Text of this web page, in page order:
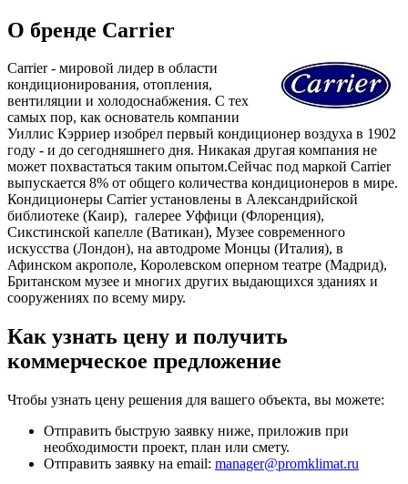
О бренде Carrier
Carrier - мировой лидер в области
кондиционирования, отопления,
вентиляции и холодоснабжения. С тех
самых пор, как основатель компании
Уиллис Кэрриер изобрел первый кондиционер воздуха в 1902
году - и до сегодняшнего дня. Никакая другая компания не
может похвастаться таким опытом.Сейчас под маркой Carrier
выпускается 8% от общего количества кондиционеров в мире.
Кондиционеры Carrier установлены в Александрийской
библиотеке (Каир), галерее Уффици (Флоренция),
Сикстинской капелле (Ватикан), Музее современного
искусства (Лондон), на автодроме Монцы (Италия), в
Афинском акрополе, Королевском оперном театре (Мадрид),
Британском музее и многих других выдающихся зданиях и
сооружениях по всему миру.
Как узнать цену и получить
коммерческое предложение
Чтобы узнать цену решения для вашего объекта, вы можете:
Отправить быструю заявку ниже, приложив при
необходимости проект, план или смету.
Отправить заявку на email: manager@promklimat.ru